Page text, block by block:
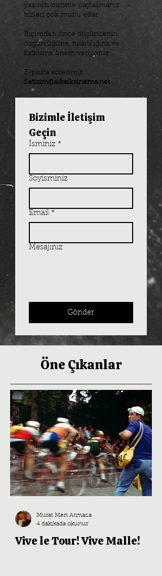
yazınızı bizimle paylaşmanız
bizleri çok mutlu eder.
Biçimden önce düşüncenin
özgünlüğüne, tutarlılığına ve
katkısına önem veriyoruz.
E-posta adresimiz:
iletisim@arkaiksinema.net
Bizimle İletişim
Geçin
İsminiz *
Soyisminiz
Email *
Mesajınız
Gönder
Öne Çıkanlar
Vive le Tour! Vive Malle!
Murat Mert Atmaca
4 dakikada okunur